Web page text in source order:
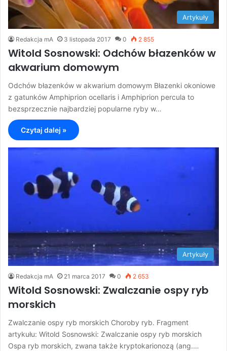
Artykuły
Redakcja mA 3 listopada 2017 0 2 855
Witold Sosnowski: Odchów błazenków w
akwarium domowym
Odchów błazenków w akwarium domowym Błazenki okoniowe
z gatunków Amphiprion ocellaris i Amphiprion percula to
bezsprzecznie najbardziej popularne ryby w…
Czytaj dalej »
Artykuły
Redakcja mA 21 marca 2017 0 2 653
Witold Sosnowski: Zwalczanie ospy ryb
morskich
Zwalczanie ospy ryb morskich Choroby ryb. Fragment
artykułu: Witold Sosnowski: Zwalczanie ospy ryb morskich
Ospa ryb morskich, zwana także kryptokarionozą (ang.…